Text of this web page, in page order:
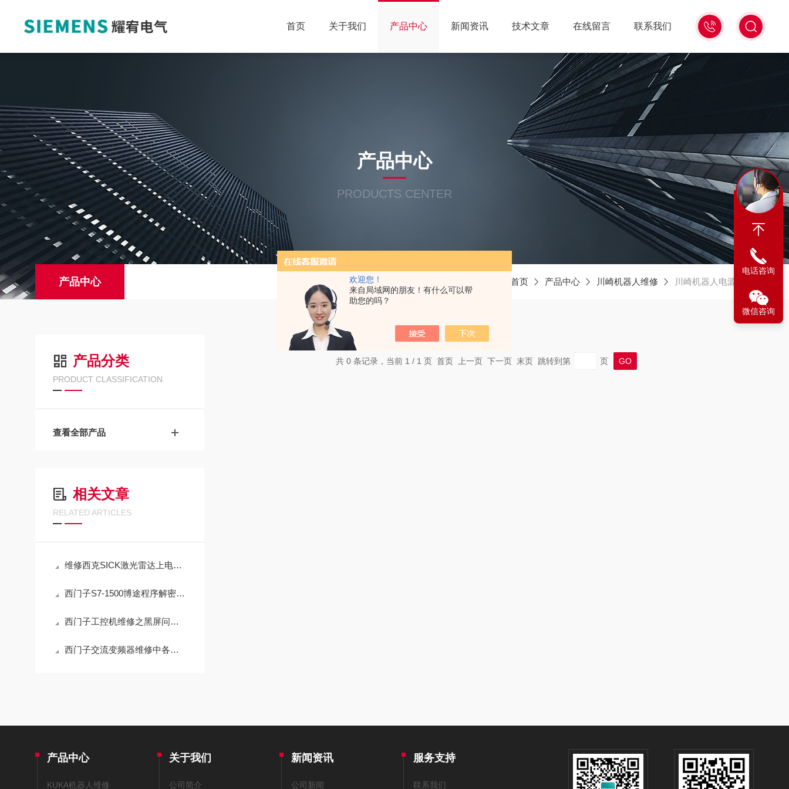
欢迎您！
来自局域网的朋友！有什么可以帮
助您的吗？
18516586104
微
首页 关于我们 产品中心 新闻资讯 技术文章 在线留言 联系我们
产品中心
PRODUCTS CENTER
产品中心 首页 产品中心 川崎机器人维修 川崎机器人电源维修
产品分类
PRODUCT CLASSIFICATION
查看全部产品
相关文章
RELATED ARTICLES
维修西克SICK激光雷达上电开不了机没反应（包修好）
西门子S7-1500博途程序解密技术挑战与应对策略
西门子工控机维修之黑屏问题解析与解决方案
西门子交流变频器维修中各参数应该怎么设置？
共 0 条记录，当前 1 / 1 页 首页 上一页 下一页 末页 跳转到第 页
产品中心
KUKA机器人维修
关于我们
公司简介
新闻资讯
公司新闻
服务支持
联系我们
电话咨询
微信咨询